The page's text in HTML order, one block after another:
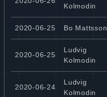
Kolmodin
2020-06-25 Bo Mattsson
2020-06-25
Ludvig
Kolmodin
2020-06-24
Ludvig
Kolmodin